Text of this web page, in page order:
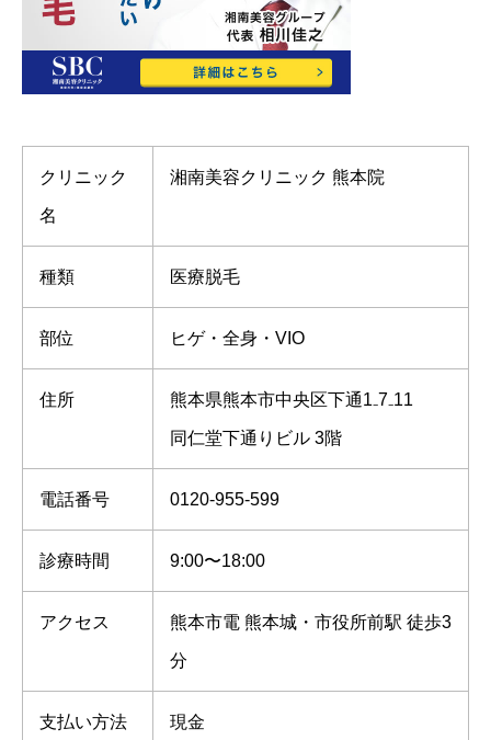
クリニック
名
湘南美容クリニック 熊本院
種類 医療脱毛
部位 ヒゲ・全身・VIO
住所 熊本県熊本市中央区下通1₋7₋11
同仁堂下通りビル 3階
電話番号 0120-955-599
診療時間 9:00〜18:00
アクセス 熊本市電 熊本城・市役所前駅 徒歩3
分
支払い方法 現金